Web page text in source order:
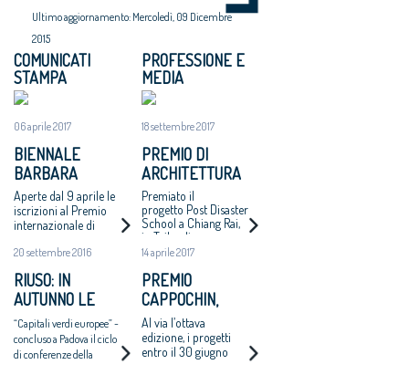
Ultimo aggiornamento: Mercoledì, 09 Dicembre
2015
COMUNICATI
STAMPA
06 aprile 2017
BIENNALE
BARBARA
CAPPOCHIN:
TORNA A PADOVA
L’EDIZIONE 2017
Aperte dal 9 aprile le
iscrizioni al Premio
internazionale di
aprile il lancio
all’Istituto Italiano di
Cultura di Tokyo
20 settembre 2016
RIUSO: IN
AUTUNNO LE
PROPOSTE AL
GOVERNO
“Capitali verdi europee” -
concluso a Padova il ciclo
di conferenze della
PROFESSIONE E
MEDIA
18 settembre 2017
PREMIO DI
ARCHITETTURA
BARBARA
CAPPOCHIN 2017: I
PROGETTI
VINCITORI
Premiato il
progetto Post Disaster
School a Chiang Rai,
in Tailandia,
dell’architetto Varavarn
Varudh (studio Vin
Varavarn Architects)
14 aprile 2017
PREMIO
CAPPOCHIN,
UN’OCCASIONE
PER
L’ARCHITETTURA
Al via l’ottava
edizione, i progetti
entro il 30 giugno